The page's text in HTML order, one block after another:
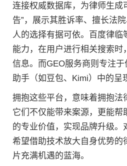
连接权威数据库，为律师生成
告”，展示其胜诉率、擅长法
人的选择有据可依。百度律临
能力，在用户进行相关搜索时
信息。而GEO服务商则专注
助手（如豆包、Kimi）中的呈
拥抱这些平台，意味着拥抱法
它们不仅能带来案源，更能帮
的专业价值，实现品牌升级。
希望借助技术放大自身优势的
片充满机遇的蓝海。